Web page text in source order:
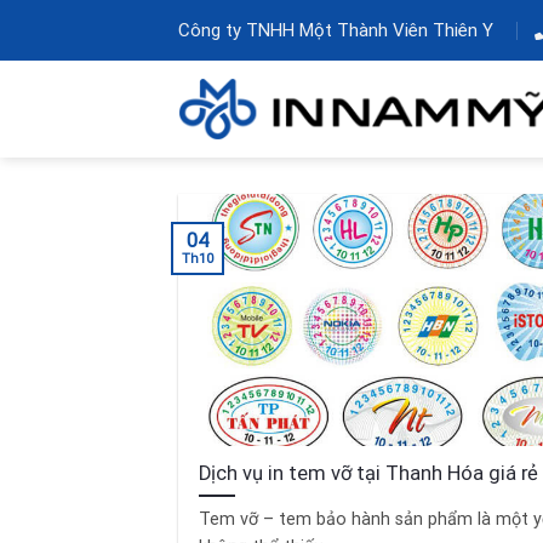
Công ty TNHH Một Thành Viên Thiên Y
Dịch vụ in tem vỡ tại Thanh Hóa giá rẻ
Tem vỡ – tem bảo hành sản phẩm là một
04
Th10